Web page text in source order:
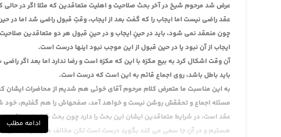
عرض شد مرحوم شیخ در آخر بحث صلاحیت و اهلیت متعاقدین که مثلا اگر در حالی
عقد راضی نیست اما ایجاب را که گفت بعد از ایجاب، وقتِ قبول راضی شد اما در
چون منعقد نمی شود، باید در حینِ ایجاب و در حینِ قبول هر دو متعاقدین
ایجاب از آن نبود یا در حین قبول از این موجب نبود اینها درست است.
آن وقت اشکال کرد به بیع مکرَه با این که مکرَه است و رضا ندارد اما بعد اگر
باید باطل باشد، روی اجماع قائم به این است که درست است.
به این مناسبت ما متعرض کلام مرحوم آقای خوئی هم شدیم از محاضرات ایشان
مسئله اجماع و تحققش روشن نیست و خواهد آمد، صفحه­اش را هم گفتیم، خود
عقد است، در شرایط متعاقدین ایشان این بحث را دارد چون بحث شرایط
هستیم و در آن جا سعی می کند بگوید درست است لکن مخالف هم دارد که می
ادامه مطلب